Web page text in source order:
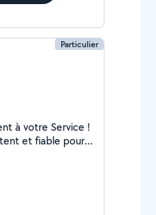
Particulier
à votre Service !
et fiable pour
petits travaux
Je
soin et